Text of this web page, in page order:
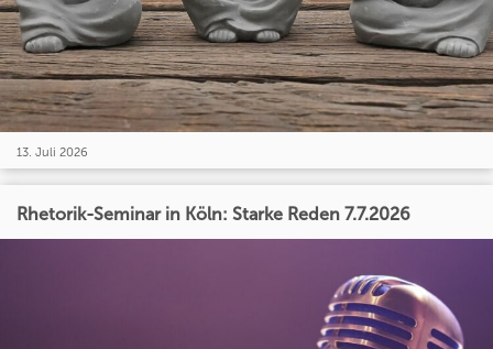
13. Juli 2026
Rhetorik-Seminar in Köln: Starke Reden 7.7.2026